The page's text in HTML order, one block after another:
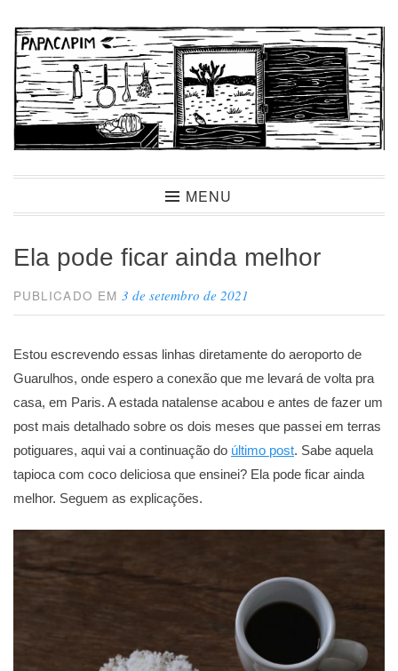
para
conteúdo
PapacapimMENU
Ela pode ficar ainda melhor
PUBLICADO EM3 de setembro de 2021
Estou escrevendo essas linhas diretamente do aeroporto de
Guarulhos, onde espero a conexão que me levará de volta pra
casa, em Paris. A estada natalense acabou e antes de fazer um
post mais detalhado sobre os dois meses que passei em terras
potiguares, aqui vai a continuação do último post. Sabe aquela
tapioca com coco deliciosa que ensinei? Ela pode ficar ainda
melhor. Seguem as explicações.